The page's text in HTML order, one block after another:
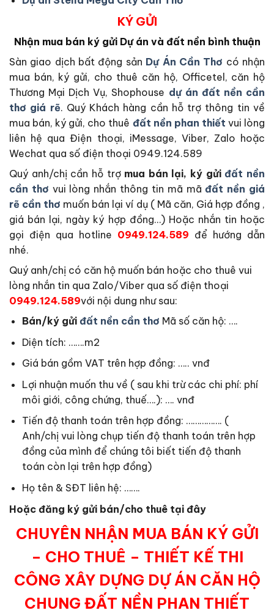
KÝ GỬI
Nhận mua bán ký gửi Dự án và đất nền bình thuận
Sàn giao dịch bất động sản Dự Án Cần Thơ có nhận
mua bán, ký gửi, cho thuê căn hộ, Officetel, căn hộ
Thương Mại Dịch Vụ, Shophouse dự án đất nền cần
thơ giá rẽ. Quý Khách hàng cần hỗ trợ thông tin về
mua bán, ký gửi, cho thuê đất nền phan thiết vui lòng
liên hệ qua Điện thoại, iMessage, Viber, Zalo hoặc
Wechat qua số điện thoại 0949.124.589
Quý anh/chị cần hỗ trợ mua bán lại, ký gửiđất nền
cần thơ vui lòng nhắn thông tin mã mãđất nền giá
rẽ cần thơ muốn bán lại ví dụ ( Mã căn, Giá hợp đồng ,
giá bán lại, ngày ký hợp đồng…) Hoặc nhắn tin hoặc
gọi điện qua hotline 0949.124.589 để hướng dẫn
nhé.
Quý anh/chị có căn hộ muốn bán hoặc cho thuê vui
lòng nhắn tin qua Zalo/Viber qua số điện thoại
0949.124.589với nội dung như sau:
Bán/ký gửi đất nền cần thơ Mã số căn hộ: ….
Diện tích: …….m2
Giá bán gồm VAT trên hợp đồng: ….. vnđ
Lợi nhuận muốn thu về ( sau khi trừ các chi phí: phí
môi giới, công chứng, thuế….): …. vnđ
Tiến độ thanh toán trên hợp đồng: ……………. (
Anh/chị vui lòng chụp tiến độ thanh toán trên hợp
đồng của mình để chúng tôi biết tiến độ thanh
toán còn lại trên hợp đồng)
Họ tên & SĐT liên hệ: …….
Hoặc đăng ký gửi bán/cho thuê tại đây
CHUYÊN NHẬN MUA BÁN KÝ GỬI
– CHO THUÊ – THIẾT KẾ THI
CÔNG XÂY DỰNG DỰ ÁN CĂN HỘ
CHUNG ĐẤT NỀN PHAN THIẾT